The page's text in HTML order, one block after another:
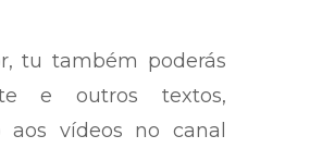
tu também poderás
e outros textos,
aos vídeos no canal